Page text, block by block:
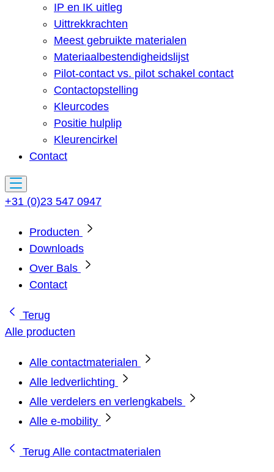
IP en IK uitleg
Uittrekkrachten
Meest gebruikte materialen
Materiaalbestendigheidslijst
Pilot-contact vs. pilot schakel contact
Contactopstelling
Kleurcodes
Positie hulplip
Kleurencirkel
Contact
+31 (0)23 547 0947
Producten
Downloads
Over Bals
Contact
Terug
Alle producten
Alle contactmaterialen
Alle ledverlichting
Alle verdelers en verlengkabels
Alle e-mobility
Terug Alle contactmaterialen